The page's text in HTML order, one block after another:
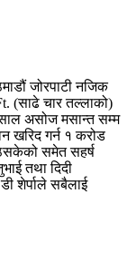
जोरपाटी नजिक
(साढे चार तल्लाको)
असोज मसान्त सम्म
खरिद गर्न १ करोड
समेत सहर्ष
तथा दिदी
शेर्पाले सबैलाई